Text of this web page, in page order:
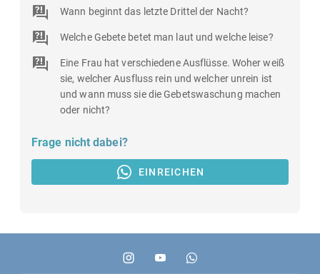
Wann beginnt das letzte Drittel der Nacht?
Welche Gebete betet man laut und welche leise?
Eine Frau hat verschiedene Ausflüsse. Woher weiß
sie, welcher Ausfluss rein und welcher unrein ist
und wann muss sie die Gebetswaschung machen
oder nicht?
Frage nicht dabei?
EINREICHEN